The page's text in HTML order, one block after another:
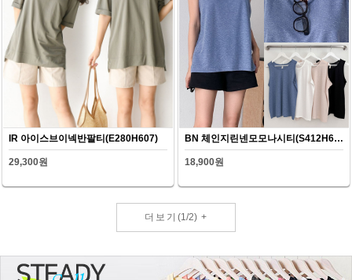
IR 아이스브이넥반팔티(E280H607)
29,300원
BN 체인지린넨모모나시티(S412H607)
18,900원
더보기 (1/2)+